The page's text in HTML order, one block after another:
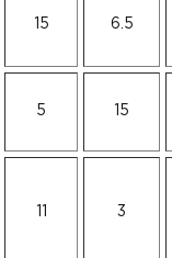
15 6.5
5 15
3